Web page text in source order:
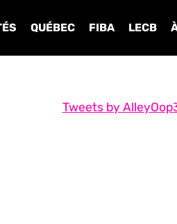
QUÉBEC FIBA LECB
Tweets by